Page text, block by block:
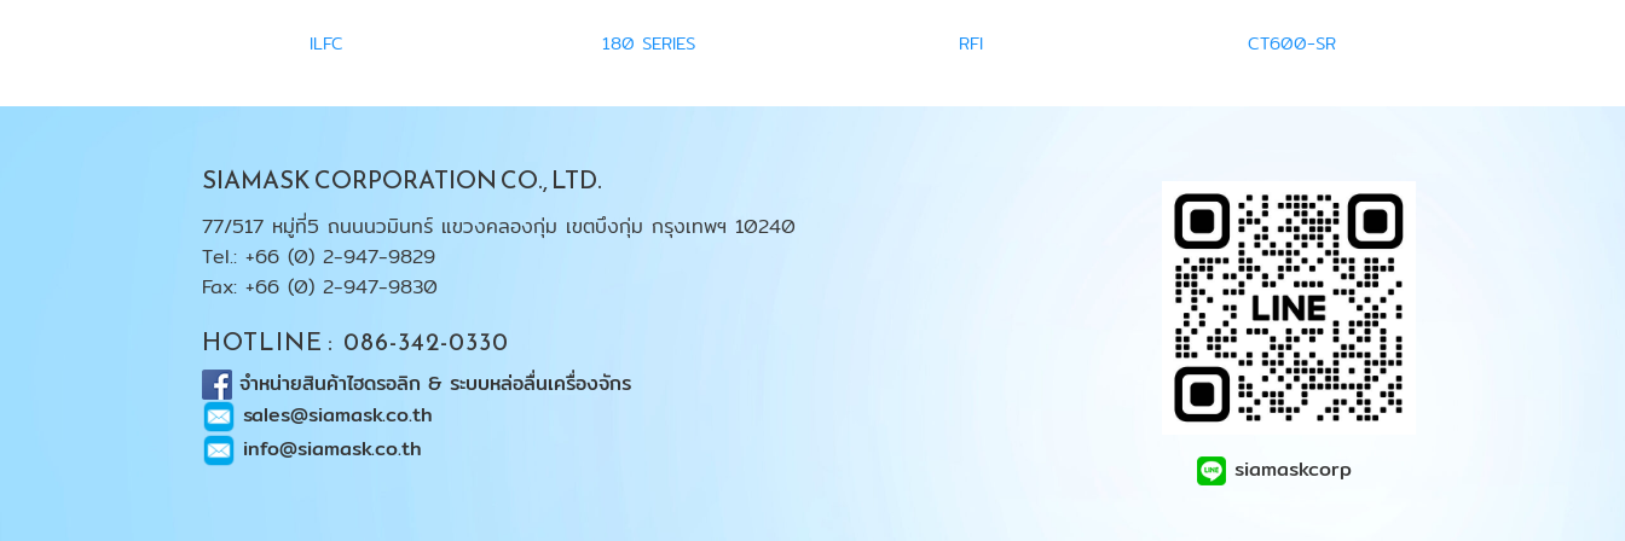
ILFC 180 SERIES RFI CT600-SR
SIAMASK CORPORATION CO., LTD.
77/517 หมู่ที่5 ถนนนวมินทร์ แขวงคลองกุ่ม เขตบึงกุ่ม กรุงเทพฯ 10240
Tel.: +66 (0) 2-947-9829
Fax: +66 (0) 2-947-9830
HOTLINE : 086-342-0330
จำหน่ายสินค้าไฮดรอลิก & ระบบหล่อลื่นเครื่องจักร
sales@siamask.co.th
info@siamask.co.th
siamaskcorp